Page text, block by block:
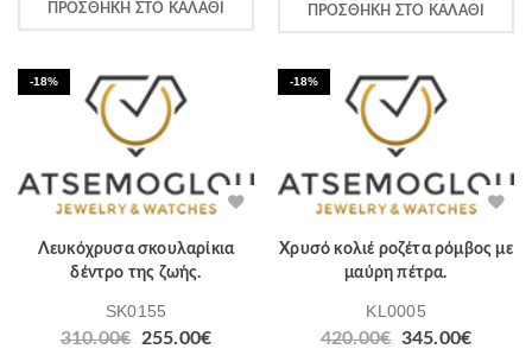
ΠΡΟΣΘΉΚΗ ΣΤΟ ΚΑΛΆΘΙ ΠΡΟΣΘΉΚΗ ΣΤΟ ΚΑΛΆΘΙ
-18%
Λευκόχρυσα σκουλαρίκια
δέντρο της ζωής.
SK0155
310.00€ 255.00€
-18%
Χρυσό κολιέ ροζέτα ρόμβος με
μαύρη πέτρα.
KL0005
420.00€ 345.00€